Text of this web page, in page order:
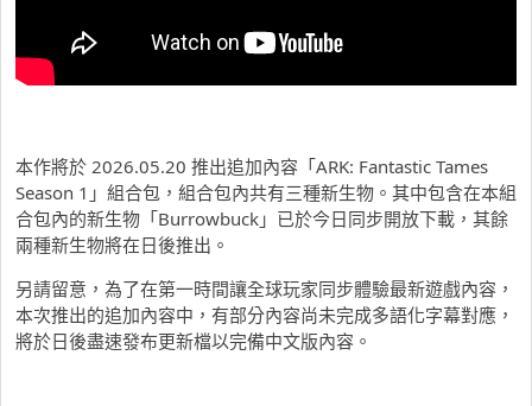
本作將於 2026.05.20 推出追加內容「ARK: Fantastic Tames
Season 1」組合包，組合包內共有三種新生物。其中包含在本組
合包內的新生物「Burrowbuck」已於今日同步開放下載，其餘
兩種新生物將在日後推出。
另請留意，為了在第一時間讓全球玩家同步體驗最新遊戲內容，
本次推出的追加內容中，有部分內容尚未完成多語化字幕對應，
將於日後盡速發布更新檔以完備中文版內容。